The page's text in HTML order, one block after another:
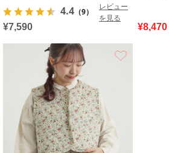
4.4 （9）
レビュー
を見る
¥7,590
¥8,470